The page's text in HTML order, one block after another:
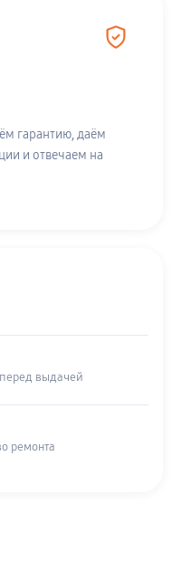
гарантию, даём
и отвечаем на
выдачей
ремонта